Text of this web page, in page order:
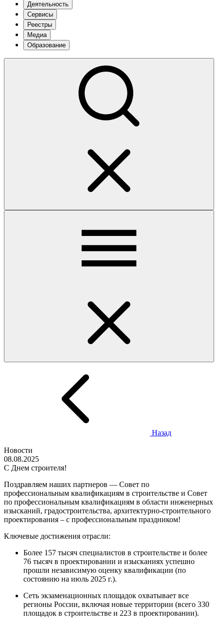
Деятельность
Сервисы
Реестры
Медиа
Образование
Назад
Новости
08.08.2025
С Днем строителя!
Поздравляем наших партнеров — Совет по
профессиональным квалификациям в строительстве и Совет
по профессиональным квалификациям в области инженерных
изысканий, градостроительства, архитектурно-строительного
проектирования – с профессиональным праздником!
Ключевые достижения отрасли:
Более 157 тысяч специалистов в строительстве и более
76 тысяч в проектировании и изысканиях успешно
прошли независимую оценку квалификации (по
состоянию на июль 2025 г.).
Сеть экзаменационных площадок охватывает все
регионы России, включая новые территории (всего 330
площадок в строительстве и 223 в проектировании).